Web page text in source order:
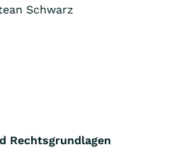
Schwarz
Rechtsgrundlagen